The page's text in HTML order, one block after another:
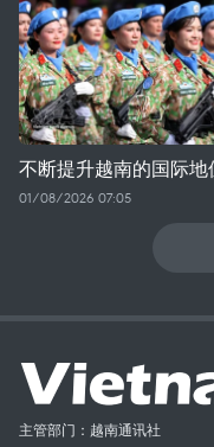
不断提升越南的国际地
01/08/2026 07:05
主管部门：越南通讯社